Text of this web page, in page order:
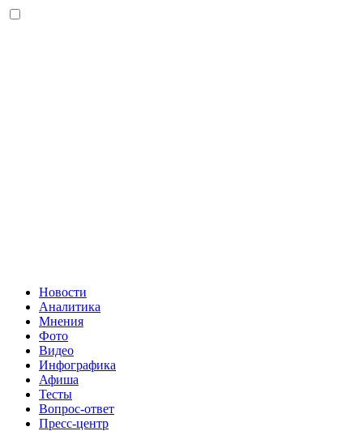
Новости
Аналитика
Мнения
Фото
Видео
Инфографика
Афиша
Тесты
Вопрос-ответ
Пресс-центр